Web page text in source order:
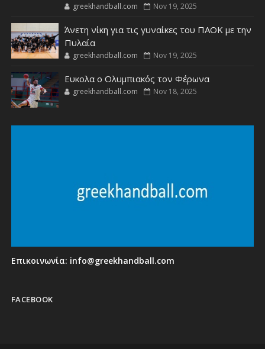
greekhandball.com Nov 19, 2025
Άνετη νίκη για τις γυναίκες του ΠΑΟΚ με την
Πυλαία
greekhandball.com Nov 19, 2025
Ευκολα ο Ολυμπιακός τον Φέρωνα
greekhandball.com Nov 18, 2025
Επικοινωνία: info@greekhandball.com
FACEBOOK